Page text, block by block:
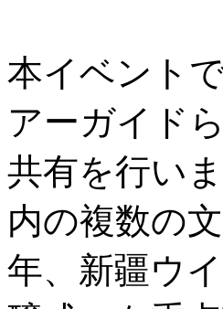
本イベント
アーガイド
共有を行い
内の複数の
年、新疆ウ